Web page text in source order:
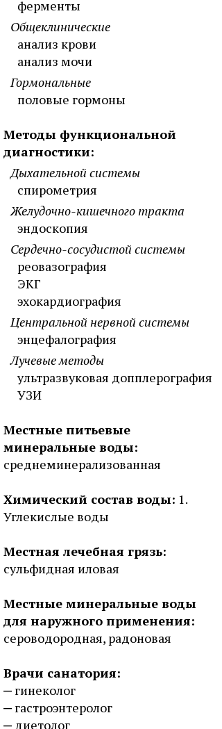
ферменты
Общеклинические
анализ крови
анализ мочи
Гормональные
половые гормоны
Методы функциональной
диагностики:
Дыхательной системы
спирометрия
Желудочно-кишечного тракта
эндоскопия
Сердечно-сосудистой системы
реовазография
ЭКГ
эхокардиография
Центральной нервной системы
энцефалография
Лучевые методы
ультразвуковая допплерография
УЗИ
Местные питьевые
минеральные воды:
среднеминерализованная
Химический состав воды: 1.
Углекислые воды
Местная лечебная грязь:
сульфидная иловая
Местные минеральные воды
для наружного применения:
сероводородная, радоновая
Врачи санатория:
гинеколог
гастроэнтеролог
диетолог